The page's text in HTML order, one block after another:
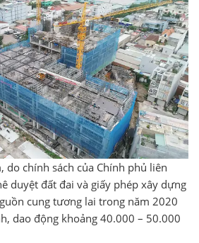
do chính sách của Chính phủ liên
duyệt đất đai và giấy phép xây dựng
cung tương lai trong năm 2020
dao động khoảng 40.000 – 50.000